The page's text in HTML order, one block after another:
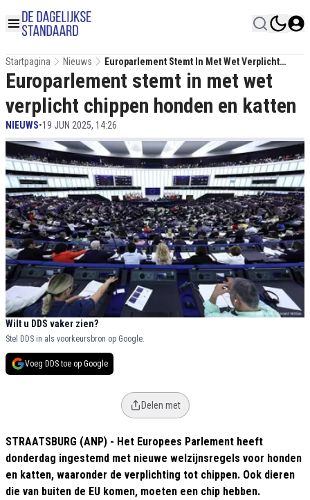
Startpagina Nieuws
Europarlement Stemt In Met Wet Verplicht
Chippen Honden En Katten
Europarlement stemt in met wet
verplicht chippen honden en katten
NIEUWS•19 JUN 2025, 14:26
Wilt u DDS vaker zien?
Stel DDS in als voorkeursbron op Google.
Voeg DDS toe op Google
Delen met
STRAATSBURG (ANP) - Het Europees Parlement heeft
donderdag ingestemd met nieuwe welzijnsregels voor honden
en katten, waaronder de verplichting tot chippen. Ook dieren
die van buiten de EU komen, moeten een chip hebben.